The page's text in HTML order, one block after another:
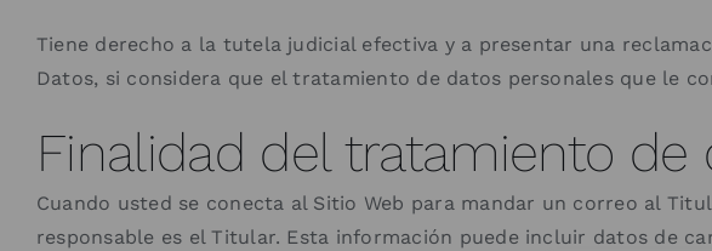
Tiene derecho a la tutela judicial efectiva y a presentar una
Datos, si considera que el tratamiento de datos personales que le
Finalidad del tratamiento de
Cuando usted se conecta al Sitio Web para mandar un correo al
responsable es el Titular. Esta información puede incluir datos de